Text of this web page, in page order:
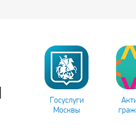
Госуслуги
Москвы